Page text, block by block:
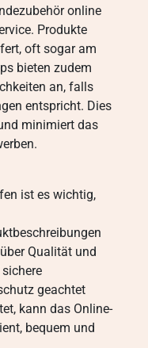
online
Produkte
oft sogar am
bieten zudem
an, falls
entspricht. Dies
minimiert das
ist es wichtig,
Qualität und
geachtet
kann das Online-
bequem und